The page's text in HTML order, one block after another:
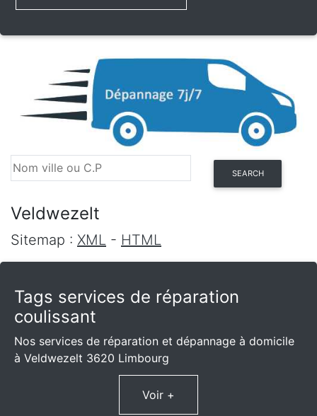
SEARCH
Veldwezelt
Sitemap : XML - HTML
Tags services de réparation
coulissant
Nos services de réparation et dépannage à domicile
à Veldwezelt 3620 Limbourg
Voir +